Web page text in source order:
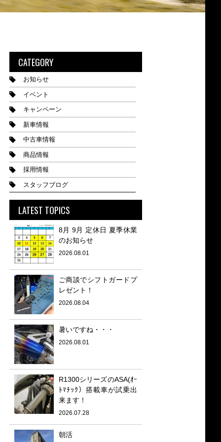
CATEGORY
お知らせ
イベント
キャンペーン
新車情報
中古車情報
商品情報
採用情報
スタッフブログ
LATEST TOPICS
8月 9月 定休日 夏季休業
のお知らせ
2026.08.01
ご商談でシフトガードプ
レゼント！
2026.08.04
暑いですね・・・
2026.08.01
R1300シリーズのASA(ｵｰ
ﾄﾏﾁｯｸ）搭載車が試乗出
来ます！
2026.07.28
朝活